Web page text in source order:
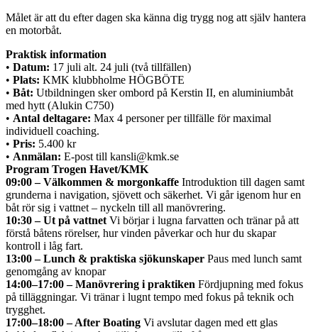
Målet är att du efter dagen ska känna dig trygg nog att själv hantera
en motorbåt.
Praktisk information
• Datum: 17 juli alt. 24 juli (två tillfällen)
• Plats: KMK klubbholme HÖGBÖTE
• Båt: Utbildningen sker ombord på Kerstin II, en aluminiumbåt
med hytt (Alukin C750)
• Antal deltagare: Max 4 personer per tillfälle för maximal
individuell coaching.
• Pris: 5.400 kr
• Anmälan: E-post till kansli@kmk.se
Program Trogen Havet/KMK
09:00 – Välkommen & morgonkaffe Introduktion till dagen samt
grunderna i navigation, sjövett och säkerhet. Vi går igenom hur en
båt rör sig i vattnet – nyckeln till all manövrering.
10:30 – Ut på vattnet Vi börjar i lugna farvatten och tränar på att
förstå båtens rörelser, hur vinden påverkar och hur du skapar
kontroll i låg fart.
13:00 – Lunch & praktiska sjökunskaper Paus med lunch samt
genomgång av knopar
14:00–17:00 – Manövrering i praktiken Fördjupning med fokus
på tilläggningar. Vi tränar i lugnt tempo med fokus på teknik och
trygghet.
17:00–18:00 – After Boating Vi avslutar dagen med ett glas